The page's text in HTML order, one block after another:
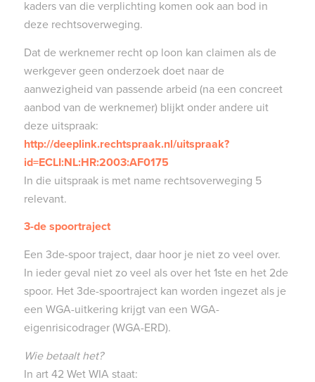
kaders van die verplichting komen ook aan bod in
deze rechtsoverweging.
Dat de werknemer recht op loon kan claimen als de
werkgever geen onderzoek doet naar de
aanwezigheid van passende arbeid (na een concreet
aanbod van de werknemer) blijkt onder andere uit
deze uitspraak:
http://deeplink.rechtspraak.nl/uitspraak?
id=ECLI:NL:HR:2003:AF0175
In die uitspraak is met name rechtsoverweging 5
relevant.
3-de spoortraject
Een 3de-spoor traject, daar hoor je niet zo veel over.
In ieder geval niet zo veel als over het 1ste en het 2de
spoor. Het 3de-spoortraject kan worden ingezet als je
een WGA-uitkering krijgt van een WGA-
eigenrisicodrager (WGA-ERD).
Wie betaalt het?
In art 42 Wet WIA staat: